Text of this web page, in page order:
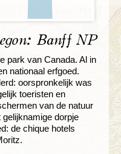
Banff NP
park van Canada. Al in
nationaal erfgoed.
oorspronkelijk was
toeristen en
van de natuur
dorpje
de chique hotels